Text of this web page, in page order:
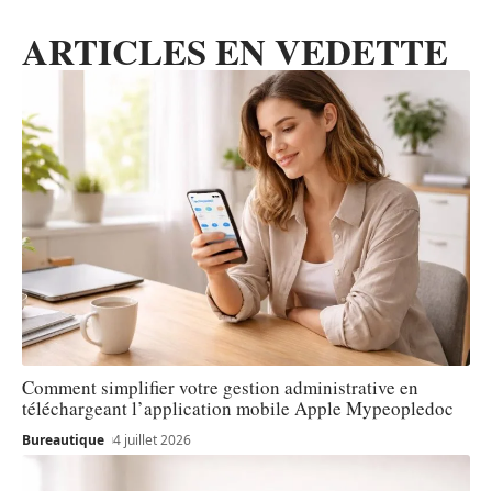
ARTICLES EN VEDETTE
Comment simplifier votre gestion administrative en
téléchargeant l’application mobile Apple Mypeopledoc
Bureautique 4 juillet 2026